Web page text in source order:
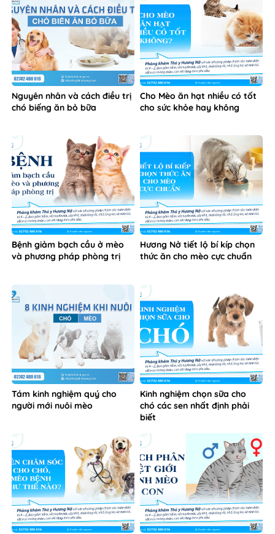
Nguyên nhân và cách điều trị
chó biếng ăn bỏ bữa
Cho Mèo ăn hạt nhiều có tốt
cho sức khỏe hay không
Bệnh giảm bạch cầu ở mèo
và phương pháp phòng trị
Hương Nở tiết lộ bí kíp chọn
thức ăn cho mèo cực chuẩn
Tám kinh nghiệm quý cho
người mới nuôi mèo
Kinh nghiệm chọn sữa cho
chó các sen nhất định phải
biết